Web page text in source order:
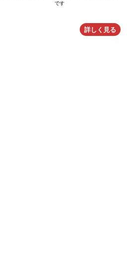
です
詳しく見る